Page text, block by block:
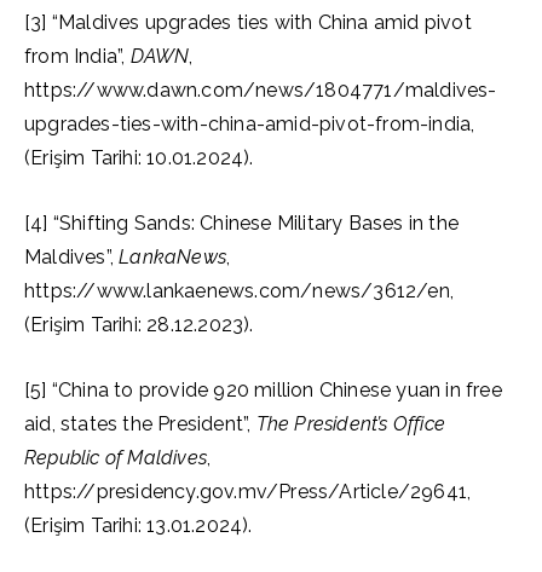
[3] “Maldives upgrades ties with China amid pivot
from India”, DAWN,
https://www.dawn.com/news/1804771/maldives-
upgrades-ties-with-china-amid-pivot-from-india,
(Erişim Tarihi: 10.01.2024).
[4] “Shifting Sands: Chinese Military Bases in the
Maldives”,LankaNews,
https://www.lankaenews.com/news/3612/en,
(Erişim Tarihi: 28.12.2023).
[5] “China to provide 920 million Chinese yuan in free
aid, states the President”, The President’s Office
Republic of Maldives,
https://presidency.gov.mv/Press/Article/29641,
(Erişim Tarihi: 13.01.2024).